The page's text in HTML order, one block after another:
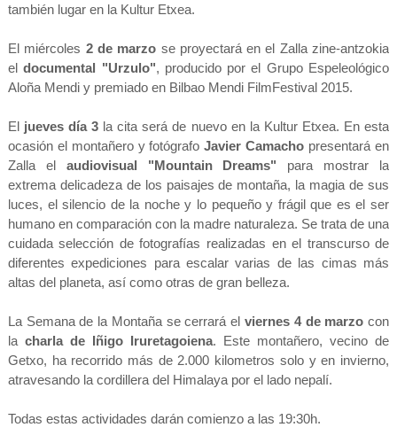
también lugar en la Kultur Etxea.
El miércoles 2 de marzo se proyectará en el Zalla zine-antzokia
eldocumental "Urzulo", producido por el Grupo Espeleológico
Aloña Mendi y premiado en Bilbao Mendi FilmFestival 2015.
El jueves día 3 la cita será de nuevo en la Kultur Etxea. En esta
ocasión el montañero y fotógrafoJavier Camacho presentará en
Zalla el audiovisual "Mountain Dreams" para mostrar la
extrema delicadeza de los paisajes de montaña, la magia de sus
luces, el silencio de la noche y lo pequeño y frágil que es el ser
humano en comparación con la madre naturaleza. Se trata de una
cuidada selección de fotografías realizadas en el transcurso de
diferentes expediciones para escalar varias de las cimas más
altas del planeta, así como otras de gran belleza.
La Semana de la Montaña se cerrará elviernes 4 de marzo con
la charla de Iñigo Iruretagoiena. Este montañero, vecino de
Getxo, ha recorrido más de 2.000 kilometros solo y en invierno,
atravesando la cordillera del Himalaya por el lado nepalí.
Todas estas actividades darán comienzo a las 19:30h.